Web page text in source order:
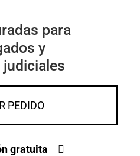
para
y
PEDIDO
gratuita